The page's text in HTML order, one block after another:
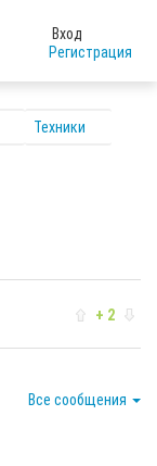
Вход
Регистрация
Техники
+ 2
Все сообщения